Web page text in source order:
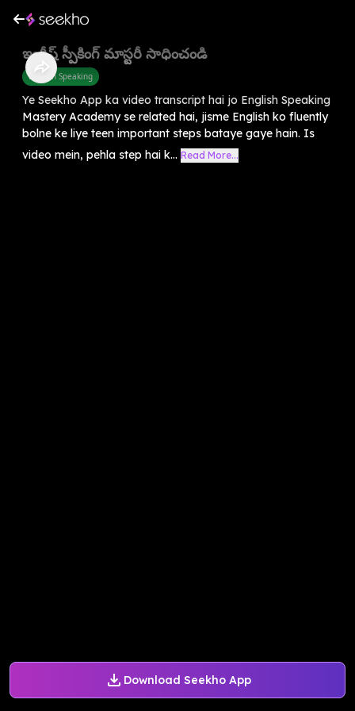
Download Seekho App
ఇంగ్లీష్ స్పీకింగ్ మాస్టరీ సాధించండి
English Speaking
Ye Seekho App ka video transcript hai jo English Speaking
Mastery Academy se related hai, jisme English ko fluently
bolne ke liye teen important steps bataye gaye hain. Is
video mein, pehla step hai k... Read More...